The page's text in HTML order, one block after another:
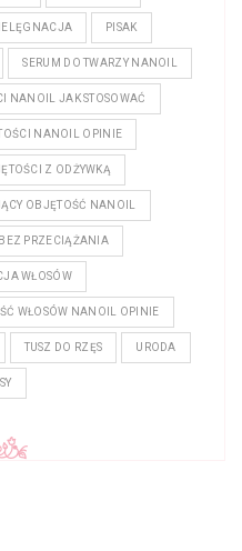
PISAK
SERUM DO TWARZY NANOIL
NANOIL JAK STOSOWAĆ
NANOIL OPINIE
Z ODŻYWKĄ
OBJĘTOŚĆ NANOIL
PRZECIĄŻANIA
WŁOSÓW
WŁOSÓW NANOIL OPINIE
TUSZ DO RZĘS URODA